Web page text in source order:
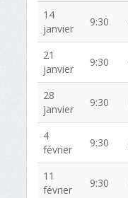
14
janvier
9:30
21
janvier
9:30
28
janvier
9:30
4
février
9:30
11
février
9:30